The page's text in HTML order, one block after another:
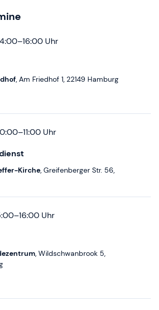
Uhr
, Am Friedhof 1, 22149 Hamburg
Uhr
Kirche, Greifenberger Str. 56,
Uhr
, Wildschwanbrook 5,